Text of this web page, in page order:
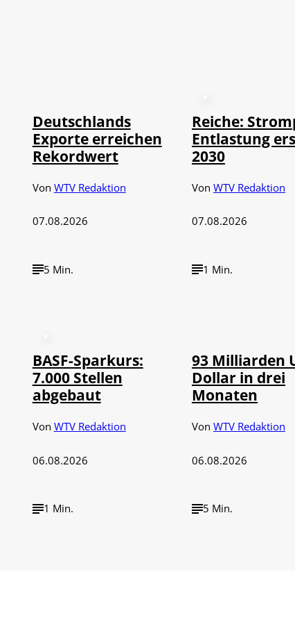
Deutschlands
Exporte erreichen
Rekordwert
Von WTV Redaktion
07.08.2026
5 Min.
Reiche:
Entlastung
2030
Von WTV Redaktion
07.08.2026
1 Min.
BASF-Sparkurs:
7.000 Stellen
abgebaut
Von WTV Redaktion
06.08.2026
1 Min.
93 Milliarden
Dollar in drei
Monaten
Von WTV Redaktion
06.08.2026
5 Min.